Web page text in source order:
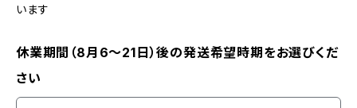
います
休業期間（8月6〜21日）後の発送希望時期をお選びくだ
さい